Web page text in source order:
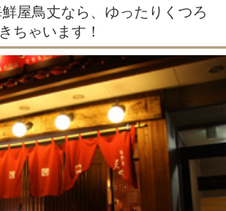
屋鳥丈なら、ゆったりくつろ
ちゃいます！